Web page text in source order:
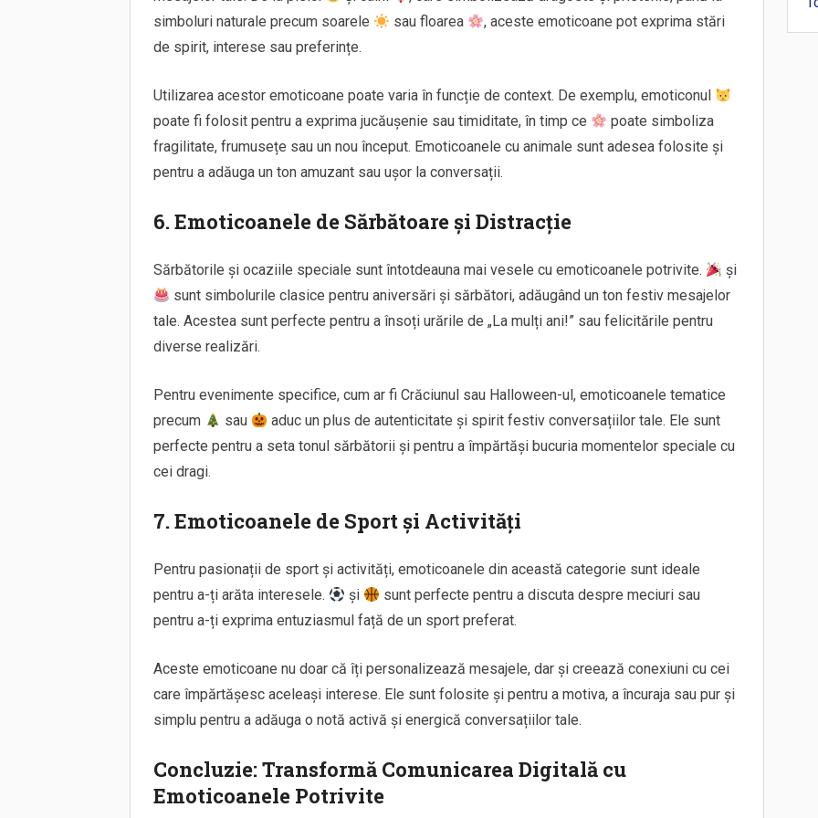
simboluri naturale precum soarele
sau floarea
, aceste emoticoane pot exprima stări
de spirit, interese sau preferințe.
Utilizarea acestor emoticoane poate varia în funcție de context. De exemplu, emoticonul
poate fi folosit pentru a exprima jucăușenie sau timiditate, în timp ce
poate simboliza
fragilitate, frumusețe sau un nou început. Emoticoanele cu animale sunt adesea folosite și
pentru a adăuga un ton amuzant sau ușor la conversații.
6. Emoticoanele de Sărbătoare și Distracție
Sărbătorile și ocaziile speciale sunt întotdeauna mai vesele cu emoticoanele potrivite.
și
sunt simbolurile clasice pentru aniversări și sărbători, adăugând un ton festiv mesajelor
tale. Acestea sunt perfecte pentru a însoți urările de „La mulți ani!” sau felicitările pentru
diverse realizări.
Pentru evenimente specifice, cum ar fi Crăciunul sau Halloween-ul, emoticoanele tematice
precum
sau
aduc un plus de autenticitate și spirit festiv conversațiilor tale. Ele sunt
perfecte pentru a seta tonul sărbătorii și pentru a împărtăși bucuria momentelor speciale cu
cei dragi.
7. Emoticoanele de Sport și Activități
Pentru pasionații de sport și activități, emoticoanele din această categorie sunt ideale
pentru a-ți arăta interesele.
și
sunt perfecte pentru a discuta despre meciuri sau
pentru a-ți exprima entuziasmul față de un sport preferat.
Aceste emoticoane nu doar că îți personalizează mesajele, dar și creează conexiuni cu cei
care împărtășesc aceleași interese. Ele sunt folosite și pentru a motiva, a încuraja sau pur și
simplu pentru a adăuga o notă activă și energică conversațiilor tale.
Concluzie: Transformă Comunicarea Digitală cu
Emoticoanele Potrivite